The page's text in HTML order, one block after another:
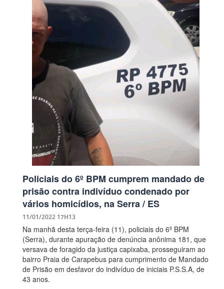
Policiais do 6º BPM cumprem mandado de
prisão contra indivíduo condenado por
vários homicídios, na Serra / ES
11/01/2022 17H13
Na manhã desta terça-feira (11), policiais do 6º BPM
(Serra), durante apuração de denúncia anônima 181, que
versava de foragido da justiça capixaba, prosseguiram ao
bairro Praia de Carapebus para cumprimento de Mandado
de Prisão em desfavor do indivíduo de iniciais P.S.S.A, de
43 anos.